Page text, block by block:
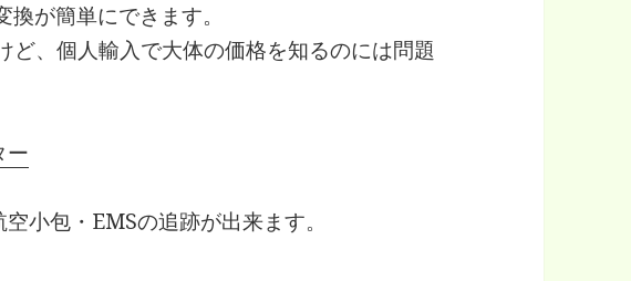
が簡単にできます。
ど、個人輸入で大体の価格を知るのには問題
ー
小包・EMSの追跡が出来ます。